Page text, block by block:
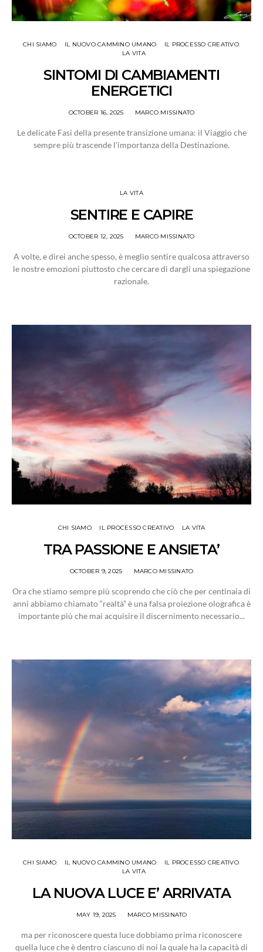
CHI SIAMO IL NUOVO CAMMINO UMANO
IL PROCESSO CREATIVO
LA VITA
SINTOMI DI CAMBIAMENTI
ENERGETICI
OCTOBER 16, 2025 MARCO MISSINATO
Le delicate Fasi della presente transizione umana: il Viaggio che
sempre più trascende l’importanza della Destinazione.
LA VITA
SENTIRE E CAPIRE
OCTOBER 12, 2025 MARCO MISSINATO
A volte, e direi anche spesso, è meglio sentire qualcosa attraverso
le nostre emozioni piuttosto che cercare di dargli una spiegazione
razionale.
CHI SIAMO IL PROCESSO CREATIVO LA VITA
TRA PASSIONE E ANSIETA’
OCTOBER 9, 2025 MARCO MISSINATO
Ora che stiamo sempre più scoprendo che ciò che per centinaia di
anni abbiamo chiamato “realtà” è una falsa proiezione olografica è
importante più che mai acquisire il discernimento necessario...
CHI SIAMO IL NUOVO CAMMINO UMANO
IL PROCESSO CREATIVO
LA VITA
LA NUOVA LUCE E’ ARRIVATA
MAY 19, 2025 MARCO MISSINATO
ma per riconoscere questa luce dobbiamo prima riconoscere
quella luce che è dentro ciascuno di noi la quale ha la capacità di